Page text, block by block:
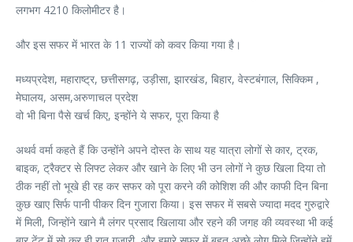
लगभग 4210 किलोमीटर है।
और इस सफर में भारत के 11 राज्यों को कवर किया गया है।
मध्यप्रदेश, महाराष्ट्र, छत्तीसगढ़, उड़ीसा, झारखंड, बिहार, वेस्टबंगाल, सिक्किम ,
मेघालय, असम,अरुणाचल प्रदेश
वो भी बिना पैसे खर्च किए, इन्होंने ये सफर, पूरा किया है
अथर्व वर्मा कहते हैं कि उन्होंने अपने दोस्त के साथ यह यात्रा लोगों से कार, ट्रक,
बाइक, ट्रैक्टर से लिफ्ट लेकर और खाने के लिए भी उन लोगों ने कुछ खिला दिया तो
ठीक नहीं तो भूखे ही रह कर सफर को पूरा करने की कोशिश की और काफी दिन बिना
कुछ खाए सिर्फ पानी पीकर दिन गुजारा किया। इस सफर में सबसे ज्यादा मदद गुरुद्वारे
में मिली, जिन्होंने खाने मै लंगर प्रसाद खिलाया और रहने की जगह की व्यवस्था भी कई